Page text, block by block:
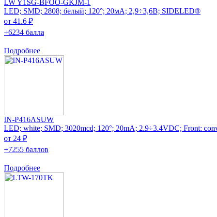
LW Y1SG-BFOO-GKJM-1
LED; SMD; 2808; белый; 120°; 20мА; 2,9÷3,6В; SIDELED®
от 41.6 ₽
+6234 балла
Подробнее
IN-P416ASUW
LED; white; SMD; 3020mcd; 120°; 20mA; 2.9÷3.4VDC; Front:
от 24 ₽
+7255 баллов
Подробнее